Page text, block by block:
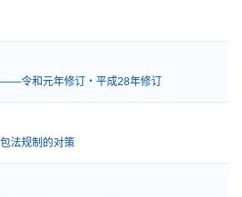
令和元年修订・平成28年修订
法规制的对策